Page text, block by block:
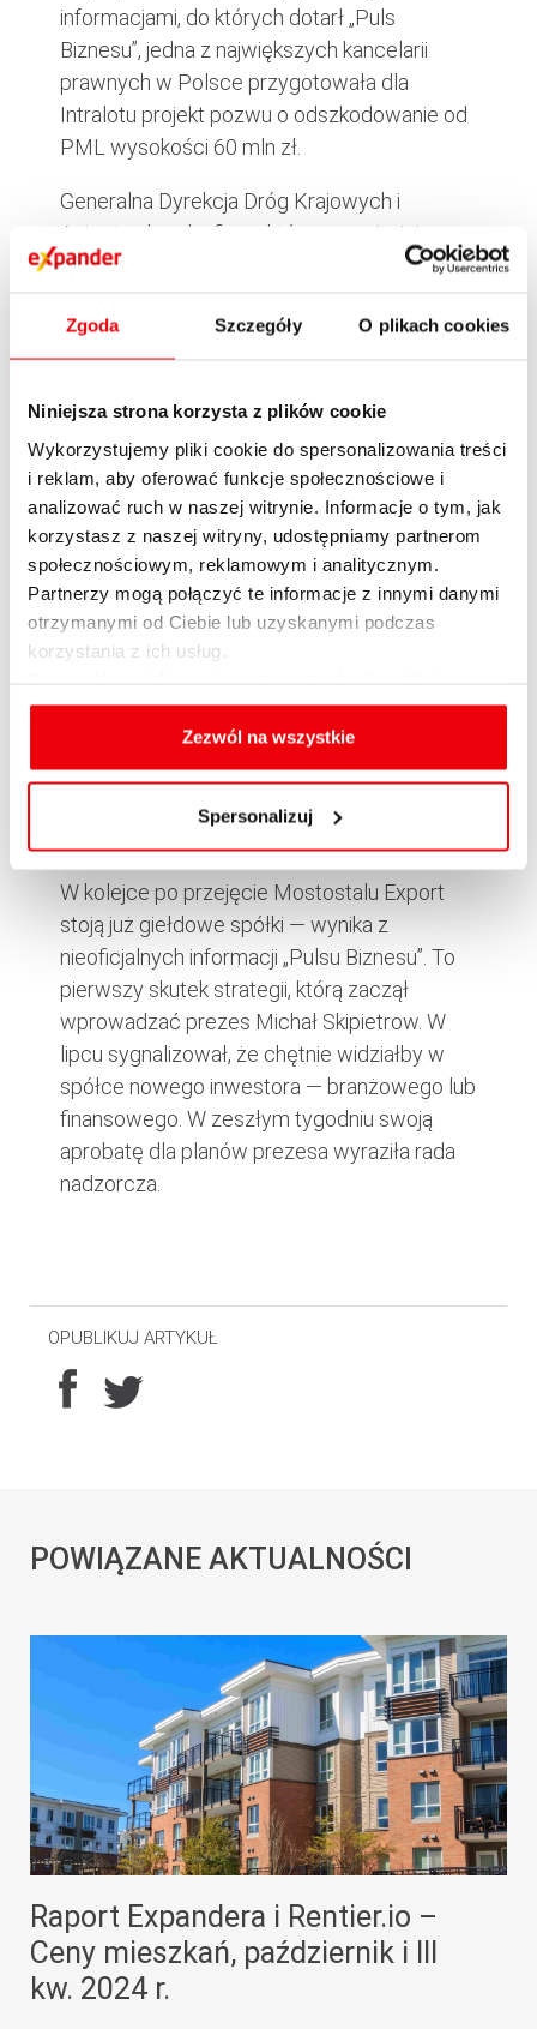
Zgoda Szczegóły O plikach cookies
Niniejsza strona korzysta z plików cookie
Wykorzystujemy pliki cookie do spersonalizowania treści
i reklam, aby oferować funkcje społecznościowe i
analizować ruch w naszej witrynie. Informacje o tym, jak
korzystasz z naszej witryny, udostępniamy partnerom
społecznościowym, reklamowym i analitycznym.
Partnerzy mogą połączyć te informacje z innymi danymi
otrzymanymi od Ciebie lub uzyskanymi podczas
korzystania z ich usług.
cookies, celu i sposobu korzystania z nich przez nas
oraz zmiany ustawień plików cookies a także ich
usuwania z przeglądarki internetowej, znajdują się
Zezwól na wszystkie
Spersonalizuj
informacjami, do których dotarł „Puls
Biznesu”, jedna z największych kancelarii
prawnych w Polsce przygotowała dla
Intralotu projekt pozwu o odszkodowanie od
PML wysokości 60 mln zł.
Generalna Dyrekcja Dróg Krajowych i
Autostrad szuka firmy, która pomoże jej
kontrolować nadzór i wykonawców
twierdzą wykonawcy. Przecież drogowa
dyrekcja przy każdym kontrakcie wybiera
inwestycją. GDDKiA ma jednak wątpliwości,
czy wykonawcy i kontrolujące ich pracę firmy
nie oszukują na fakturach i rzeczywiście
stosują się do zapisów kontraktów. Zamierza
to sprawdzić.
Wczoraj Zbigniew Ziobro, minister
sprawiedliwości, zapowiedział w TVN 24, że
dwa zarzuty: składania fałszywych zeznań i
utrudniania śledztwa. Grozi za to do 5 lat
więzienia. Nie wiadomo, czy zostanie wydany
europejski nakaz aresztowania biznesmena,
W kolejce po przejęcie Mostostalu Export
stoją już giełdowe spółki — wynika z
nieoficjalnych informacji „Pulsu Biznesu”. To
pierwszy skutek strategii, którą zaczął
wprowadzać prezes Michał Skipietrow. W
lipcu sygnalizował, że chętnie widziałby w
spółce nowego inwestora — branżowego lub
finansowego. W zeszłym tygodniu swoją
aprobatę dla planów prezesa wyraziła rada
nadzorcza.
OPUBLIKUJ ARTYKUŁ
POWIĄZANE AKTUALNOŚCI
Raport Expandera i Rentier.io –
Ceny mieszkań, październik i III
kw. 2024 r.